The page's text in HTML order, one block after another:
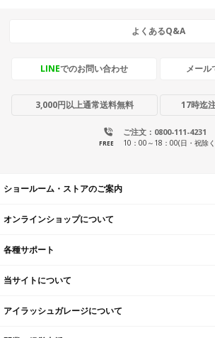
よくあるQ&A
LINEでのお問い合わせ メール
3,000円以上通常送料無料 17時迄
ご注文：0800-111-4231
FREE 10：00～18：00(日・祝除
ショールーム・ストアのご案内
オンラインショップについて
各種サポート
当サイトについて
アイラッシュガレージについて